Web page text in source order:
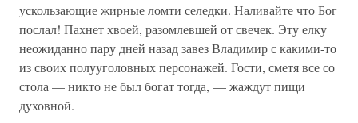
ускользающие жирные ломти селедки. Наливайте что Бог
послал! Пахнет хвоей, разомлевшей от свечек. Эту елку
неожиданно пару дней назад завез Владимир с какими-то
из своих полууголовных персонажей. Гости, сметя все со
стола — никто не был богат тогда, — жаждут пищи
духовной.